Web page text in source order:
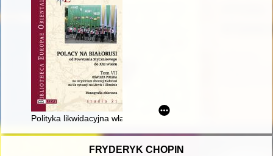
Polityka likwidacyjna władz wobec szkolnictwa polskiego na
FRYDERYK CHOPIN